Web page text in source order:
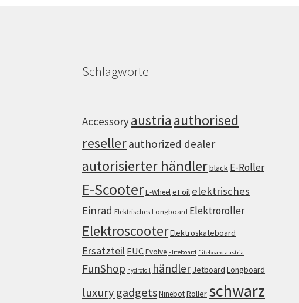
Schlagworte
Accessoryaustria authorised
resellerauthorized dealer
autorisierter händlerblack E-Roller
E-ScooterE-WheeleFoil elektrisches
Einrad Elektrisches Longboard Elektroroller
ElektroscooterElektroskateboard
Ersatzteil EUCEvolve Fliteboard fliteboard austria
FunShop hydrofoil händler Jetboard Longboard
luxury gadgetsNinebotRoller schwarz